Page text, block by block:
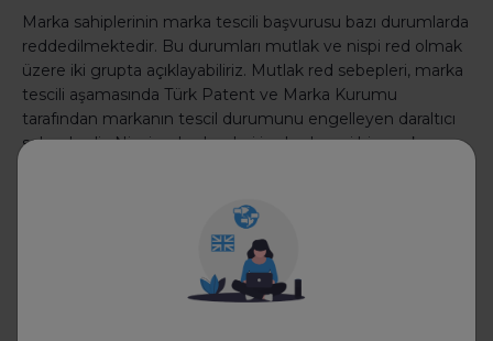
Marka sahiplerinin marka tescili başvurusu bazı durumlarda
reddedilmektedir. Bu durumları mutlak ve nispi red olmak
üzere iki grupta açıklayabiliriz. Mutlak red sebepleri, marka
tescili aşamasında Türk Patent ve Marka Kurumu
tarafından markanın tescil durumunu engelleyen daraltıcı
sebeplerdir. Nispi red sebepleri ise herhangi bir marka
olarak adlandırılır. Peki, bu tescil reddedilmesi sonucunda
marka sahipleri tekrardan başvuruda bulunabilirler mi?
Red kararlarına belirlenen gerekli prosedürleri yerine
getirdikten sonra bu karara itiraz etmek mümkün olacaktır.